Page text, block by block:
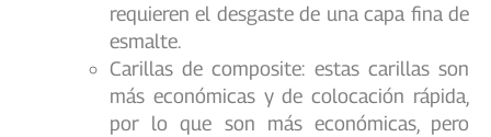
requieren el desgaste de una capa fina de
esmalte.
Carillas de composite: estas carillas son
más económicas y de colocación rápida,
por lo que son más económicas, pero